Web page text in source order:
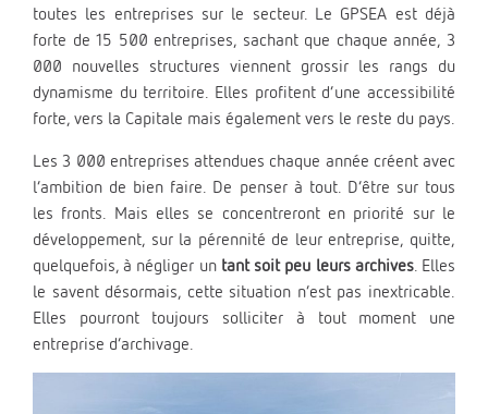
toutes les entreprises sur le secteur. Le GPSEA est déjà
forte de 15 500 entreprises, sachant que chaque année, 3
000 nouvelles structures viennent grossir les rangs du
dynamisme du territoire. Elles profitent d’une accessibilité
forte, vers la Capitale mais également vers le reste du pays.
Les 3 000 entreprises attendues chaque année créent avec
l’ambition de bien faire. De penser à tout. D’être sur tous
les fronts. Mais elles se concentreront en priorité sur le
développement, sur la pérennité de leur entreprise, quitte,
quelquefois, à négliger un tant soit peu leurs archives. Elles
le savent désormais, cette situation n’est pas inextricable.
Elles pourront toujours solliciter à tout moment une
entreprise d’archivage.